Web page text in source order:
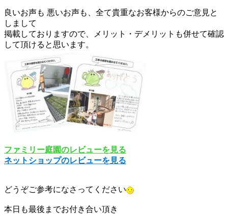
良いお声も 悪いお声も、全て貴重なお客様からのご意見と
しまして
掲載しておりますので、メリット・デメリットも併せて確認
して頂けると思います。
ファミリー庭園のレビューを見る
ネットショップのレビューを見る
どうぞご参考になさってください
本日も最後までお付き合い頂き